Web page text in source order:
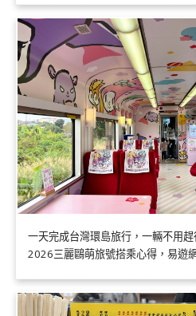
一天完成台灣環島旅行，一輛不用
2026三麗鷗萌旅號搭乘心得，易遊